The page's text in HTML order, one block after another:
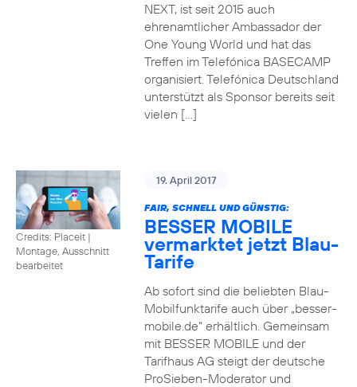
NEXT, ist seit 2015 auch
ehrenamtlicher Ambassador der
One Young World und hat das
Treffen im Telefónica BASECAMP
organisiert. Telefónica Deutschland
unterstützt als Sponsor bereits seit
vielen […]
Credits: Placeit |
Montage, Ausschnitt
bearbeitet
19. April 2017
FAIR, SCHNELL UND GÜNSTIG:
BESSER MOBILE
vermarktet jetzt Blau-
Tarife
Ab sofort sind die beliebten Blau-
Mobilfunktarife auch über „besser-
mobile.de“ erhältlich. Gemeinsam
mit BESSER MOBILE und der
Tarifhaus AG steigt der deutsche
ProSieben-Moderator und